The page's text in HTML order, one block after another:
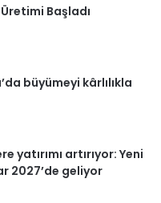
Üretimi Başladı
büyümeyi kârlılıkla
yatırımı artırıyor: Yeni
2027’de geliyor